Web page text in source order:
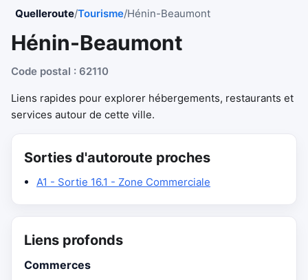
Quelleroute/Tourisme/Hénin-Beaumont
Hénin-Beaumont
Code postal : 62110
Liens rapides pour explorer hébergements, restaurants et
services autour de cette ville.
Sorties d'autoroute proches
A1 - Sortie 16.1 - Zone Commerciale
Liens profonds
Commerces